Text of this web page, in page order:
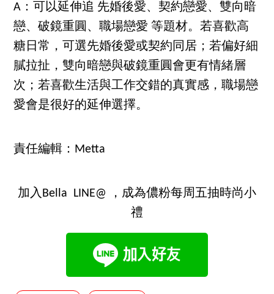
A：可以延伸追 先婚後愛、契約戀愛、雙向暗
戀、破鏡重圓、職場戀愛 等題材。若喜歡高
糖日常，可選先婚後愛或契約同居；若偏好細
膩拉扯，雙向暗戀與破鏡重圓會更有情緒層
次；若喜歡生活與工作交錯的真實感，職場戀
愛會是很好的延伸選擇。
責任編輯：Metta
加入Bella LINE@ ，成為儂粉每周五抽時尚小
禮